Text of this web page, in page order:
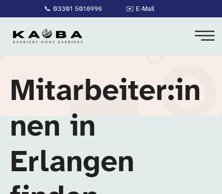
📞 03301 5018996 ✉️ E-Mail
Mitarbeiter:in
nen in
Erlangen